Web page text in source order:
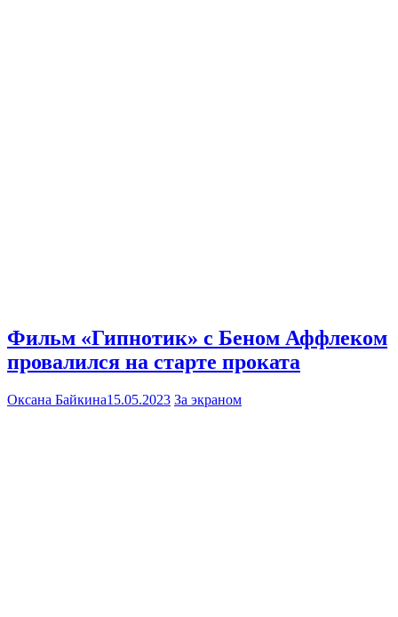
Фильм «Гипнотик» с Беном Аффлеком
провалился на старте проката
Оксана Байкина15.05.2023 За экраном